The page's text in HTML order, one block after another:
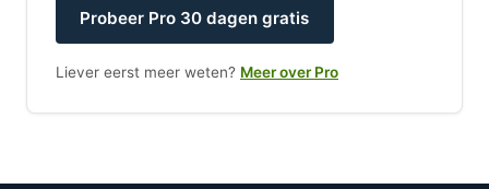
Probeer Pro 30 dagen gratis
Liever eerst meer weten? Meer over Pro